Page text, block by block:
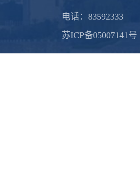
电话：83592333
苏ICP备05007141号